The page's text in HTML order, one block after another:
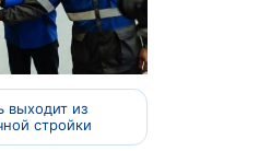
выходит из
стройки